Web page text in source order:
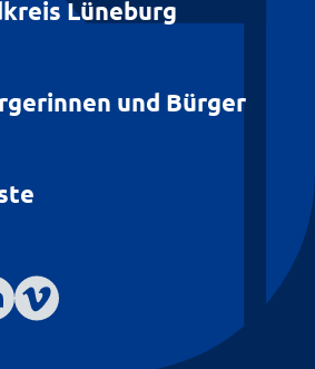
Lüneburg
und Bürger